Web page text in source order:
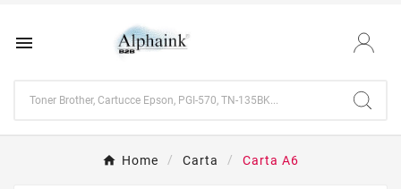

Home Carta Carta A6